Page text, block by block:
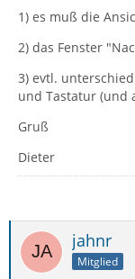
1) es muß die
2) das Fenster
3) evtl.
und Tastatur (und
Gruß
Dieter
jahnr
Mitglied